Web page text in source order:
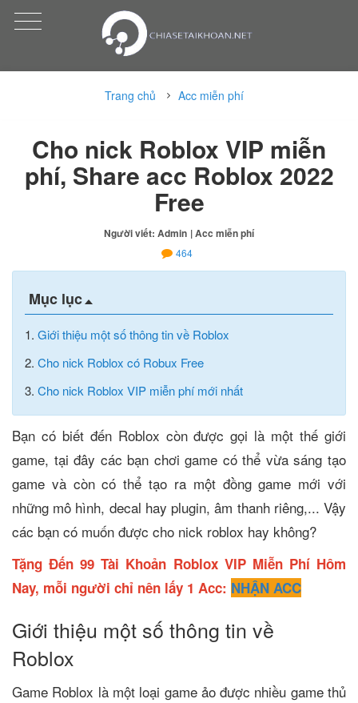
Trang chủ Acc miễn phí
Cho nick Roblox VIP miễn
phí, Share acc Roblox 2022
Free
Người viết: Admin | Acc miễn phí
464
Mục lục
1. Giới thiệu một số thông tin về Roblox
2. Cho nick Roblox có Robux Free
3. Cho nick Roblox VIP miễn phí mới nhất
Bạn có biết đến Roblox còn được gọi là một thế giới
game, tại đây các bạn chơi game có thể vừa sáng tạo
game và còn có thể tạo ra một đồng game mới với
những mô hình, decal hay plugin, âm thanh riêng,... Vậy
các bạn có muốn được cho nick roblox hay không?
Tặng Đến 99 Tài Khoản Roblox VIP Miễn Phí Hôm
Nay, mỗi người chỉ nên lấy 1 Acc: NHẬN ACC
Giới thiệu một số thông tin về
Roblox
Game Roblox là một loại game ảo được nhiều game thủ